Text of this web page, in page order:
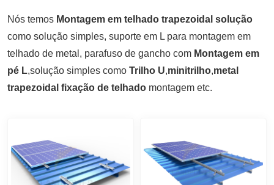
Nós temos Montagem em telhado trapezoidal solução
como solução simples, suporte em L para montagem em
telhado de metal, parafuso de gancho com Montagem em
pé L,solução simples como Trilho U,minitrilho,metal
trapezoidal fixação de telhado montagem etc.